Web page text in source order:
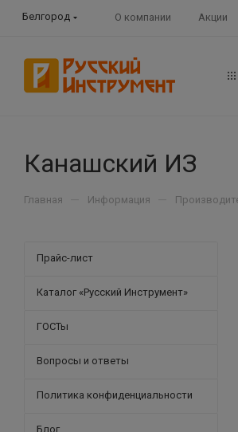
Белгород О компании Акции
Канашский ИЗ
Главная Информация
Прайс-лист
Каталог «Русский Инструмент»
ГОСТы
Вопросы и ответы
Политика конфиденциальности
Блог